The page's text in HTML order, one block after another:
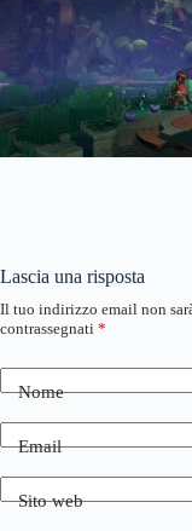
Lascia una risposta
Il tuo indirizzo email non
contrassegnati *
Nome
Email
Sito web